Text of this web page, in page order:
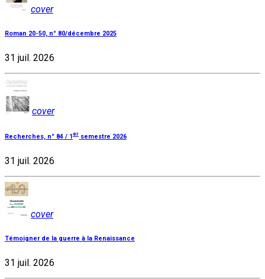
cover
Roman 20-50, n° 80/décembre 2025
31 juil. 2026
cover
Recherches, n° 84 / 1 er semestre 2026
31 juil. 2026
cover
Témoigner de la guerre à la Renaissance
31 juil. 2026